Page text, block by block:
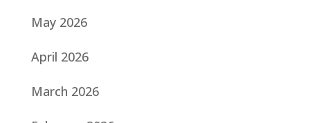
May 2026
April 2026
March 2026